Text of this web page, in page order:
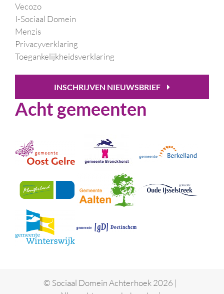
Vecozo
I-Sociaal Domein
Menzis
Privacyverklaring
Toegankelijkheidsverklaring
INSCHRIJVEN NIEUWSBRIEF
Acht gemeenten
© Sociaal Domein Achterhoek 2026 |